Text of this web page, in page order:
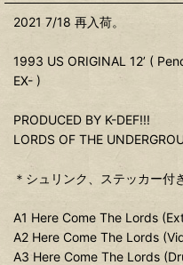
2021 7/18 再入荷。
1993 US ORIGINAL 12’ (
EX- )
PRODUCED BY K-DEF!!!
LORDS OF THE
＊シュリンク、ステッカー付
A1 Here Come The Lords
A2 Here Come The Lords
A3 Here Come The Lords